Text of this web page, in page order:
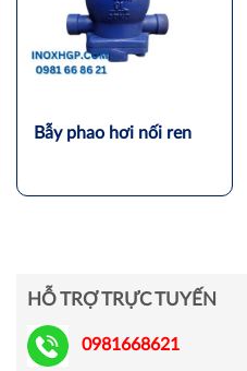
Bẫy phao hơi nối ren
HỖ TRỢ TRỰC TUYẾN
0981668621